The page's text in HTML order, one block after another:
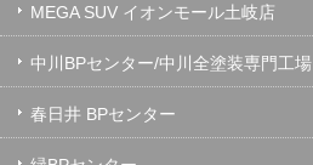
MEGA SUV イオンモール土岐店
中川BPセンター/中川全塗装専門工場
春日井 BPセンター